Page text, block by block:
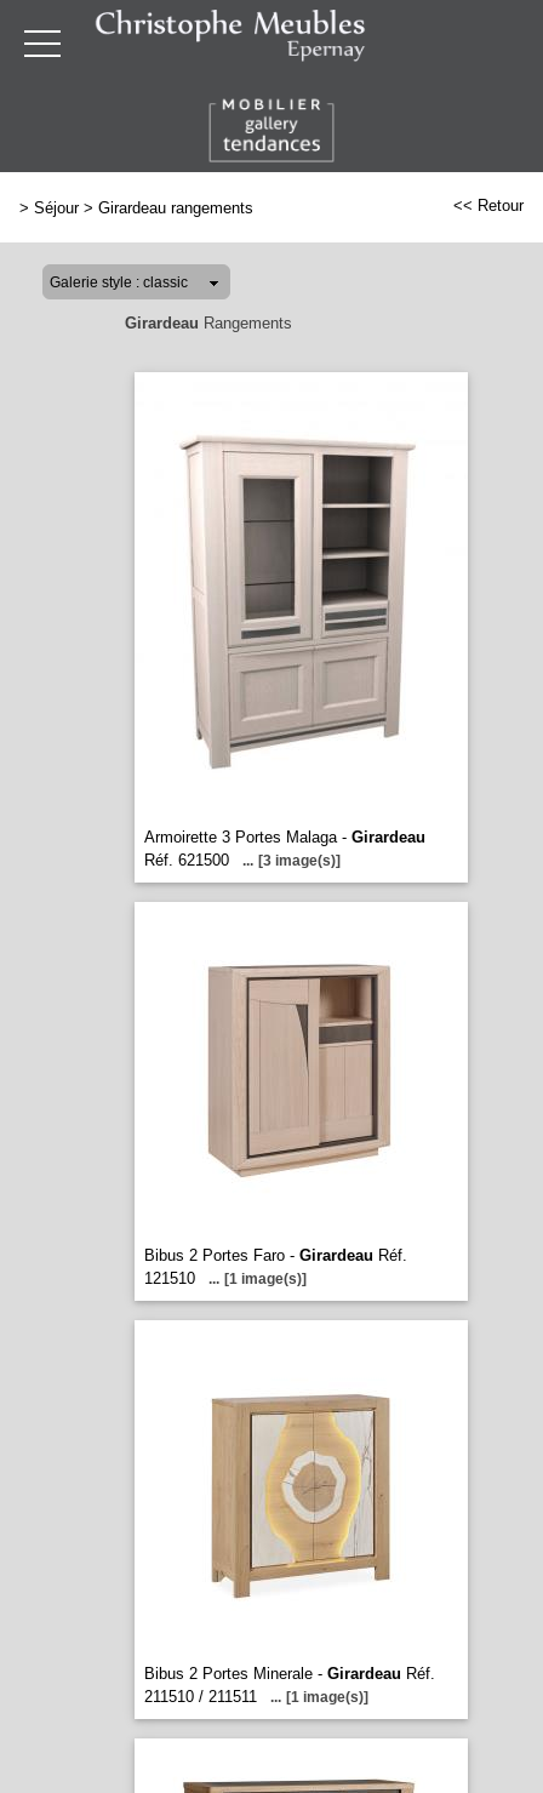
> Séjour> Girardeau rangements << Retour
Girardeau Rangements
Armoirette 3 Portes Malaga - Girardeau
Réf. 621500
... [3 image(s)]
Bibus 2 Portes Faro - Girardeau Réf.
121510
... [1 image(s)]
Bibus 2 Portes Minerale - Girardeau Réf.
211510 / 211511
... [1 image(s)]